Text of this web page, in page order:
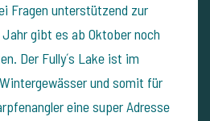
Fragen unterstützend zur
gibt es ab Oktober noch
Der Fully´s Lake ist im
und somit für
eine super Adresse